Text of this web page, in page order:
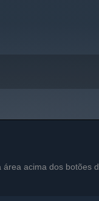
acima dos botões